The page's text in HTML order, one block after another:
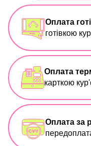
Оплата
готівкою
Оплата
карткою
Оплата за